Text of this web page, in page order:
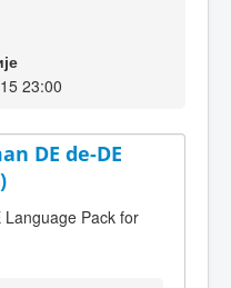
23:00
DE de-DE
Pack for